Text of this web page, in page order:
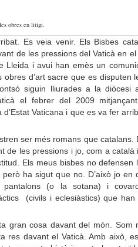
obres en litigi.
Es veia venir. Els Bisbes
de les pressions del Vaticà en
Lleida i avui han emès un
d’art sacre que es disputen
siguin lliurades a la diòcesi
el febrer del 2009
Vaticana i que es va fer
ser més romans que catalans.
de les pressions i jo, com a català
Els meus bisbes no defensen
ha sigut que no. D’això jo en
pantalons (o la sotana) i
(civils i eclesiàstics) que han
gran cosa davant del món. Som
res davant el Vaticà. Amb això,